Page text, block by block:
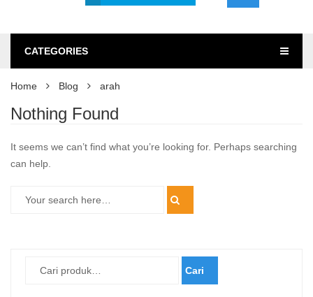
CATEGORIES
Home Blog arah
Nothing Found
It seems we can’t find what you’re looking for. Perhaps searching
can help.
Cari